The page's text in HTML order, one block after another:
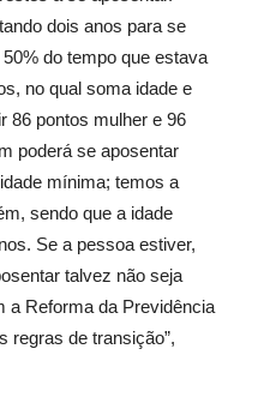
dois anos para se
do tempo que estava
no qual soma idade e
86 pontos mulher e 96
poderá se aposentar
mínima; temos a
sendo que a idade
Se a pessoa estiver,
talvez não seja
a Reforma da Previdência
regras de transição”,